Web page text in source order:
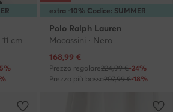
cm
extra -10% Codice: SUMMER
Polo Ralph Lauren
Mocassini · Nero
Prezzo attuale
168,99 €
Prezzo regolare224,99 €-24%
Prezzo più basso207,99 €-18%